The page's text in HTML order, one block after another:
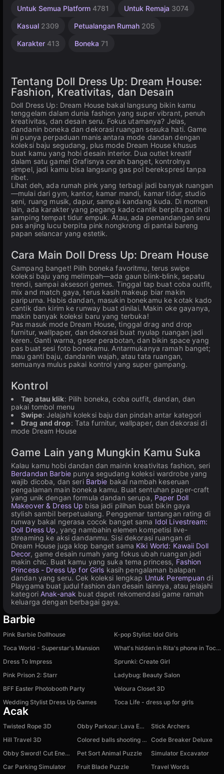
Untuk Semua Platform 4781 Untuk Remaja 3074
Kasual 2309 Petualangan Rumah 205
Karakter 413 Boneka 71
Desktop
Rekomendasi
Untuk
1480
Online
5021
Unity
3174
Tentang Doll Dress Up: Dream House:
Fashion, Kreativitas, dan Desain
Doll Dress Up: Dream House bakal langsung bikin kamu
tenggelam dalam dunia fashion yang super vibrant, penuh
kreativitas, dan desain seru. Fokus utamanya? Jelas,
dandanin boneka dan dekorasi ruangan sesuka hati. Game
ini punya perpaduan manis antara mode dandan dengan
koleksi baju segudang, plus mode Dream House khusus
buat kamu yang hobi desain interior. Dua outlet kreatif
dalam satu game! Grafisnya cerah banget, kontrolnya
simpel, jadi kamu bisa langsung gas pol berekspresi tanpa
ribet.
Lihat deh, ada rumah pink yang terbagi jadi banyak ruangan
—mulai dari gym, kantor, kamar mandi, kamar tidur, studio
seni, ruang musik, dapur, sampai kandang kuda. Di momen
lain, ada karakter yang pegang kado cantik berpita putih di
samping tempat tidur empuk. Atau, ada pemandangan seru
pas anjing lucu berpita pink nongkrong di pantai bareng
papan selancar yang estetik.
Cara Main Doll Dress Up: Dream House
Gampang banget! Pilih boneka favoritmu, terus swipe
koleksi baju yang melimpah—ada gaun blink-blink, sepatu
trendi, sampai aksesori gemes. Tinggal tap buat coba outfit,
mix and match gaya, terus kasih makeup biar makin
paripurna. Habis dandan, masukin bonekamu ke kotak kado
cantik dan kirim ke runway buat dinilai. Makin oke gayanya,
makin banyak koleksi baru yang terbuka!
Pas masuk mode Dream House, tinggal drag and drop
furnitur, wallpaper, dan dekorasi buat nyulap ruangan jadi
keren. Ganti warna, geser perabotan, dan bikin space yang
pas buat sesi foto bonekamu. Antarmukanya ramah banget;
mau ganti baju, dandanin wajah, atau tata ruangan,
semuanya mulus pakai kontrol yang super gampang.
Kontrol
Tap atau klik: Pilih boneka, coba outfit, dandan, dan
pakai tombol menu
Swipe: Jelajahi koleksi baju dan pindah antar kategori
Drag and drop: Tata furnitur, wallpaper, dan dekorasi di
mode Dream House
Game Lain yang Mungkin Kamu Suka
Kalau kamu hobi dandan dan mainin kreativitas fashion, seri
Berdandan Barbiepunya segudang koleksi wardrobe yang
wajib dicoba, dan seri Barbie bakal nambah keseruan
pengalaman main boneka kamu. Buat sentuhan paper-craft
yang unik dengan formula dandan serupa, Paper Doll
Makeover & Dress Up bisa jadi pilihan buat bikin gaya
stylish sambil berpetualang. Penggemar tantangan rating di
runway bakal ngerasa cocok banget sama Idol Livestream:
Doll Dress Up, yang nambahin elemen kompetisi live-
streaming ke aksi dandanmu. Sisi dekorasi ruangan di
Dream House juga klop banget sama Kiki World: Kawaii Doll
Decor, game desain rumah yang fokus ubah ruangan jadi
makin chic. Buat kamu yang suka tema princess, Fashion
Princess - Dress Up for Girls kasih pengalaman balapan
dandan yang seru. Cek koleksi lengkap Untuk Perempuan di
Playgama buat judul fashion dan desain lainnya, atau jelajahi
kategoriAnak-anak buat dapet rekomendasi game ramah
keluarga dengan berbagai gaya.
Barbie
Pink Barbie Dollhouse
K-pop Stylist: Idol Girls
Toca World - Superstar's Mansion
What's hidden in Rita's phone in Toca and Buca!
Dress To Impress
Sprunki: Create Girl
Pink Prison 2: Starr
Ladybug: Beauty Salon
BFF Easter Photobooth Party
Veloura Closet 3D
Wedding Stylist Dress Up Games
Toca Life - dress up for girls
Acak
Twisted Rope 3D Obby Parkour: Lava Escape
Stick Archers
Hill Travel 3D
Colored balls shooting game Code Breaker Deluxe
Obby Sword! Cut Enemies at Blocks Arena!
Pet Sort Animal Puzzle
Simulator Excavator
Car Parking Simulator
Fruit Blade Puzzle
Travel Words